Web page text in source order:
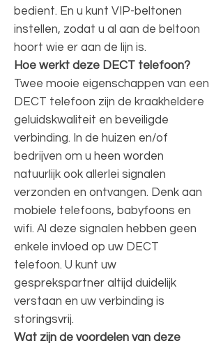
bedient. En u kunt VIP-beltonen
instellen, zodat u al aan de beltoon
hoort wie er aan de lijn is.
Hoe werkt deze DECT telefoon?
Twee mooie eigenschappen van een
DECT telefoon zijn de kraakheldere
geluidskwaliteit en beveiligde
verbinding. In de huizen en/of
bedrijven om u heen worden
natuurlijk ook allerlei signalen
verzonden en ontvangen. Denk aan
mobiele telefoons, babyfoons en
wifi. Al deze signalen hebben geen
enkele invloed op uw DECT
telefoon. U kunt uw
gesprekspartner altijd duidelijk
verstaan en uw verbinding is
storingsvrij.
Wat zijn de voordelen van deze